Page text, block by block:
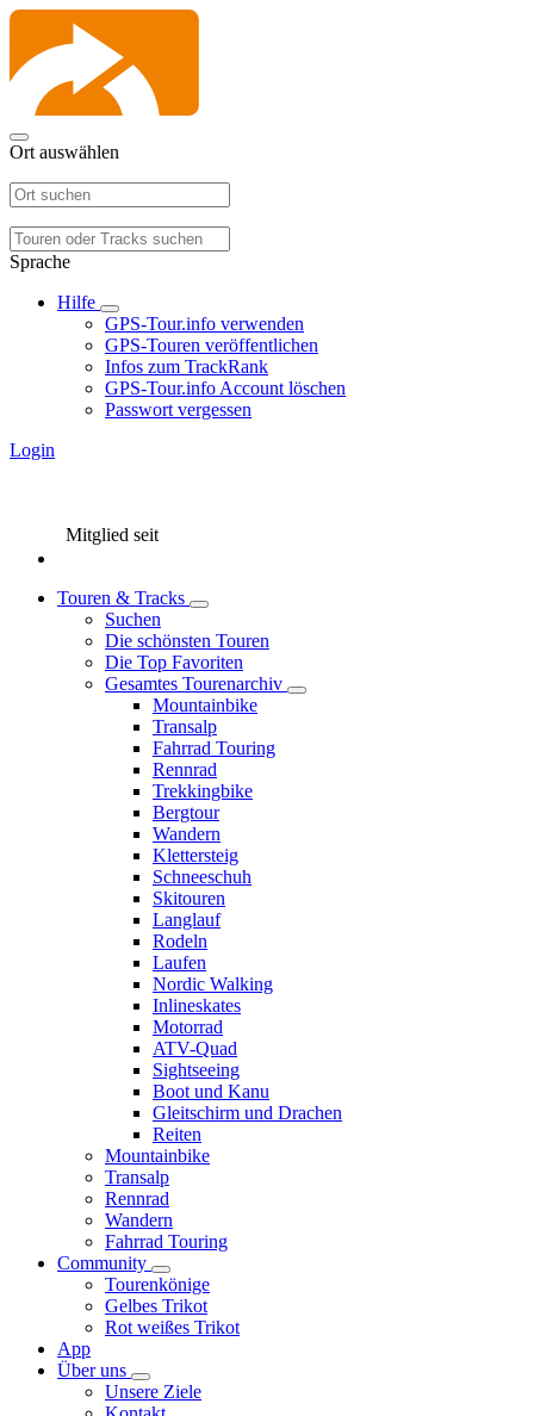
Ort auswählen
Sprache
Hilfe
GPS-Tour.info verwenden
GPS-Touren veröffentlichen
Infos zum TrackRank
GPS-Tour.info Account löschen
Passwort vergessen
Login
Mitglied seit
Touren & Tracks
Suchen
Die schönsten Touren
Die Top Favoriten
Gesamtes Tourenarchiv
Mountainbike
Transalp
Fahrrad Touring
Rennrad
Trekkingbike
Bergtour
Wandern
Klettersteig
Schneeschuh
Skitouren
Langlauf
Rodeln
Laufen
Nordic Walking
Inlineskates
Motorrad
ATV-Quad
Sightseeing
Boot und Kanu
Gleitschirm und Drachen
Reiten
Mountainbike
Transalp
Rennrad
Wandern
Fahrrad Touring
Community
Tourenkönige
Gelbes Trikot
Rot weißes Trikot
App
Über uns
Unsere Ziele